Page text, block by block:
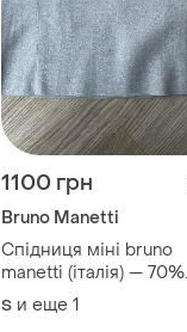
1100 грн
Bruno Manetti
Спідниця міні bruno
manetti (італія) — 70%
вовна, 30% кашемір,
підкладка 100% шовк
S и еще 1